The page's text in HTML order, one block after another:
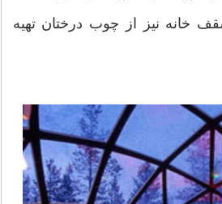
خانه نیز از چوب درختان تهیه